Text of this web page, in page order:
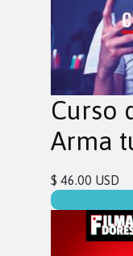
Curso
Arma
$ 46.00 USD